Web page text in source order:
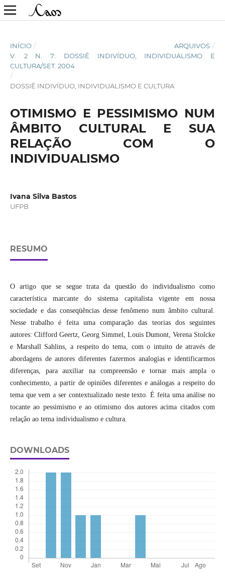
INÍCIO / ARQUIVOS /
V. 2 N. 7: DOSSIÊ INDIVÍDUO, INDIVIDUALISMO E
CULTURA/SET. 2004
/
DOSSIÊ INDIVÍDUO, INDIVIDUALISMO E CULTURA
OTIMISMO E PESSIMISMO NUM
ÂMBITO CULTURAL E SUA
RELAÇÃO COM O
INDIVIDUALISMO
Ivana Silva Bastos
UFPB
RESUMO
O artigo que se segue trata da questão do individualismo como
característica marcante do sistema capitalista vigente em nossa
sociedade e das conseqüências desse fenômeno num âmbito cultural.
Nesse trabalho é feita uma comparação das teorias dos seguintes
autores: Clifford Geertz, Georg Simmel, Louis Dumont, Verena Stolcke
e Marshall Sahlins, a respeito do tema, com o intuito de através de
abordagens de autores diferentes fazermos analogias e identificarmos
diferenças, para auxiliar na compreensão e tornar mais ampla o
conhecimento, a partir de opiniões diferentes e análogas a respeito do
tema que vem a ser contextualizado neste texto. É feita uma análise no
tocante ao pessimismo e ao otimismo dos autores acima citados com
relação ao tema individualismo e cultura.
DOWNLOADS